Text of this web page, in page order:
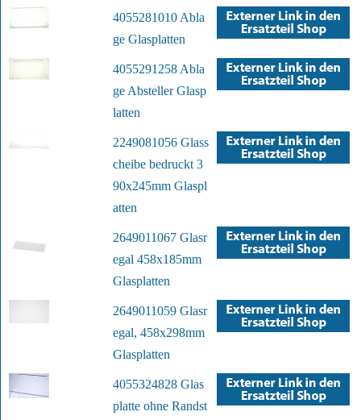
4055281010 Abla
ge Glasplatten
4055291258 Abla
ge Absteller Glasp
latten
2249081056 Glass
cheibe bedruckt 3
90x245mm Glaspl
atten
2649011067 Glasr
egal 458x185mm
Glasplatten
2649011059 Glasr
egal, 458x298mm
Glasplatten
4055324828 Glas
platte ohne Randst